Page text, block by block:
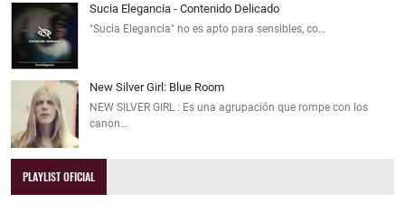
Sucia Elegancia - Contenido Delicado
"Sucia Elegancia" no es apto para sensibles, co…
New Silver Girl: Blue Room
NEW SILVER GIRL : Es una agrupación que rompe con los
canon…
PLAYLIST OFICIAL